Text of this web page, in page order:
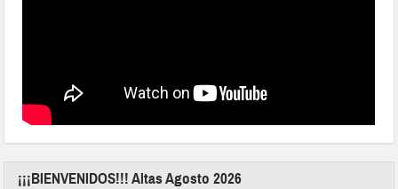
¡¡¡BIENVENIDOS!!! Altas Agosto 2026